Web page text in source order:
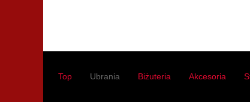
Top Ubrania Biżuteria Akcesoria